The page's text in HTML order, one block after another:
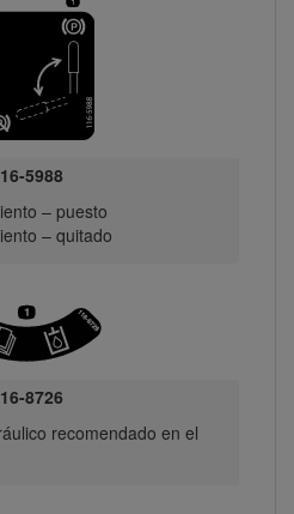
5988
– puesto
– quitado
8726
recomendado en el